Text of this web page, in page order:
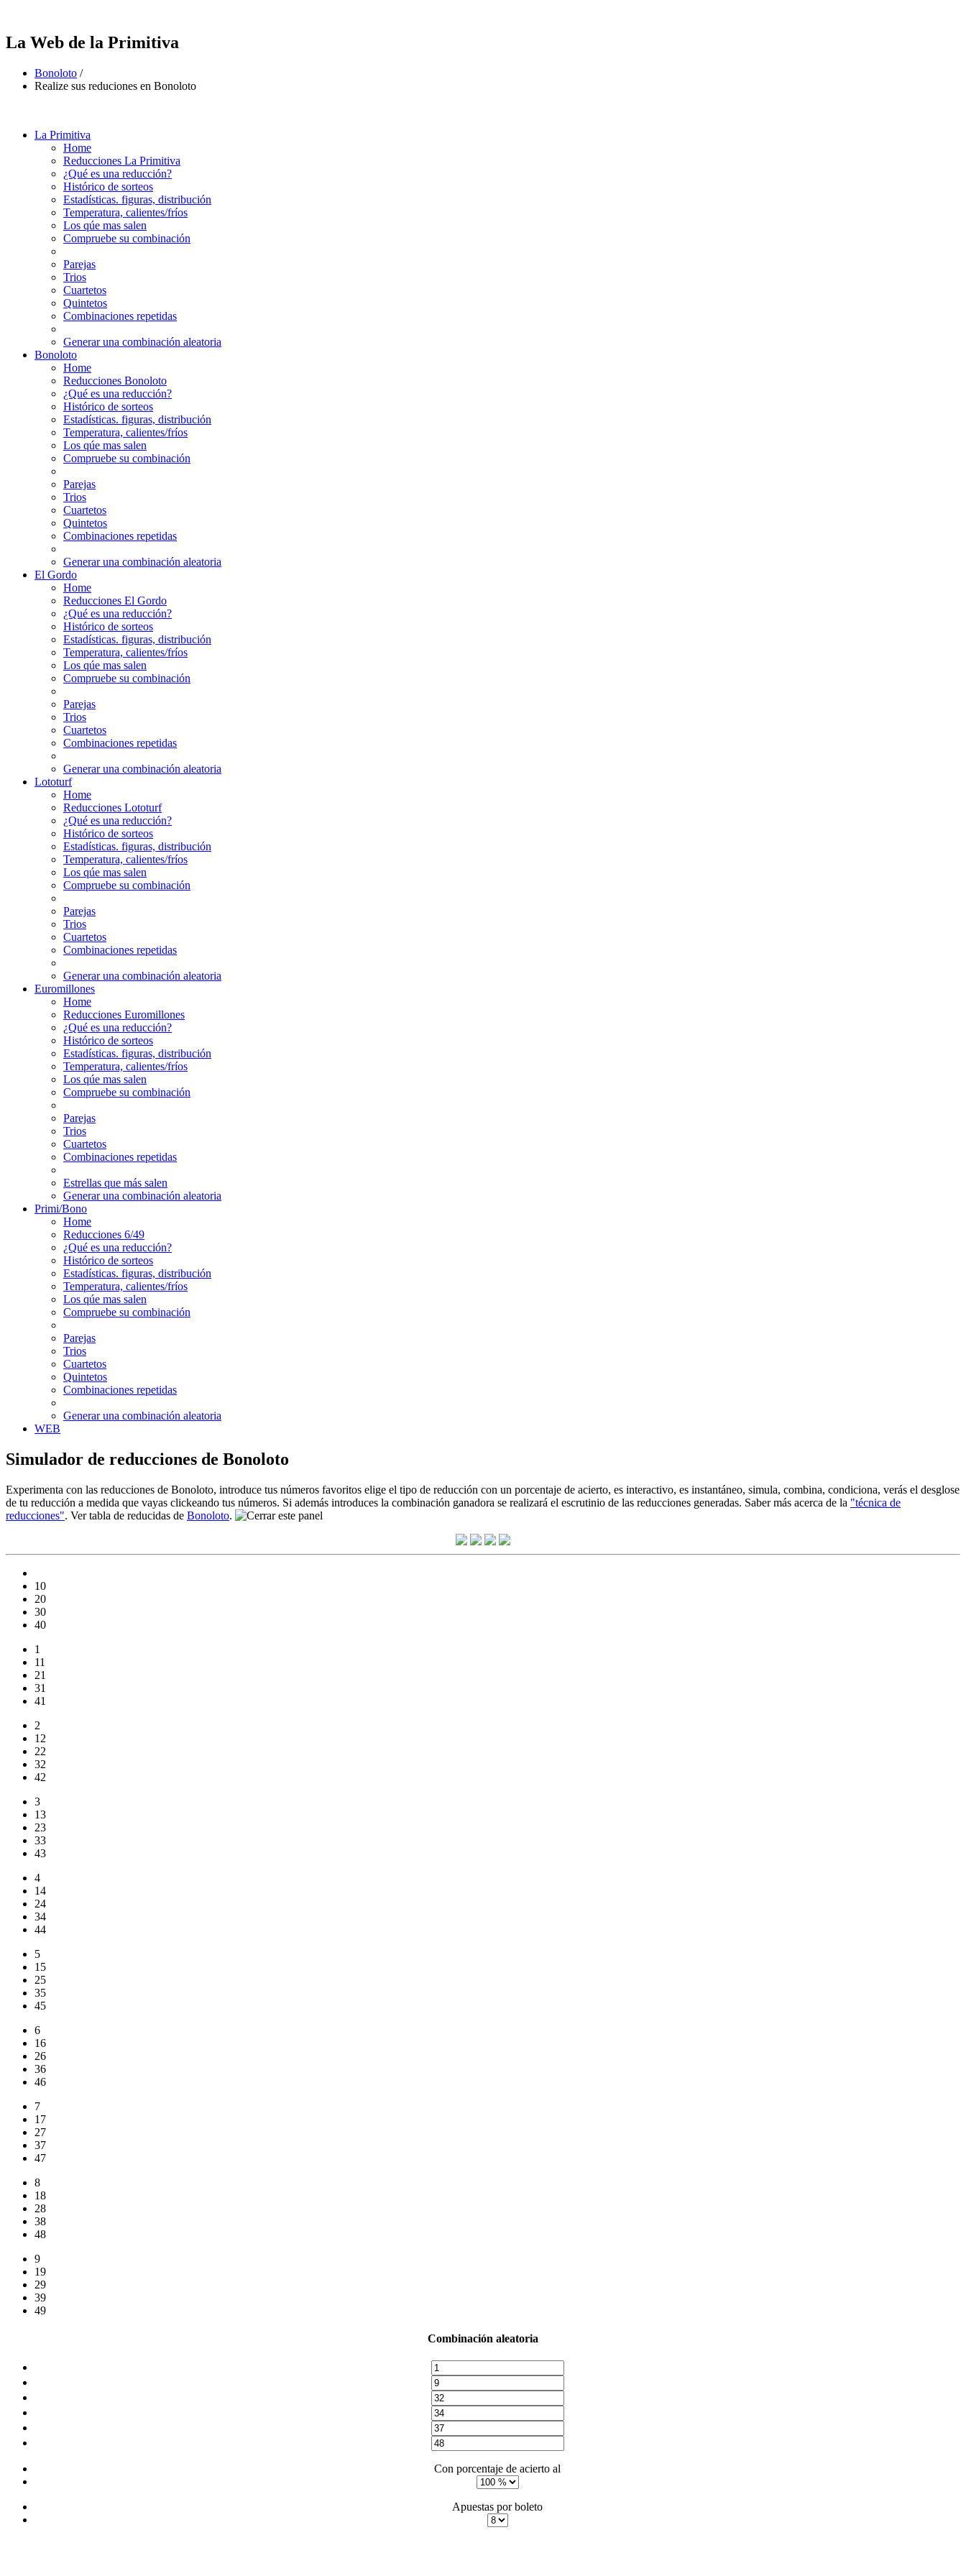
La Web de la Primitiva
Bonoloto /
Realize sus reduciones en Bonoloto
La Primitiva
Home
Reducciones La Primitiva
¿Qué es una reducción?
Histórico de sorteos
Estadísticas. figuras, distribución
Temperatura, calientes/fríos
Los qúe mas salen
Compruebe su combinación
Parejas
Trios
Cuartetos
Quintetos
Combinaciones repetidas
Generar una combinación aleatoria
Bonoloto
Home
Reducciones Bonoloto
¿Qué es una reducción?
Histórico de sorteos
Estadísticas. figuras, distribución
Temperatura, calientes/fríos
Los qúe mas salen
Compruebe su combinación
Parejas
Trios
Cuartetos
Quintetos
Combinaciones repetidas
Generar una combinación aleatoria
El Gordo
Home
Reducciones El Gordo
¿Qué es una reducción?
Histórico de sorteos
Estadísticas. figuras, distribución
Temperatura, calientes/fríos
Los qúe mas salen
Compruebe su combinación
Parejas
Trios
Cuartetos
Combinaciones repetidas
Generar una combinación aleatoria
Lototurf
Home
Reducciones Lototurf
¿Qué es una reducción?
Histórico de sorteos
Estadísticas. figuras, distribución
Temperatura, calientes/fríos
Los qúe mas salen
Compruebe su combinación
Parejas
Trios
Cuartetos
Combinaciones repetidas
Generar una combinación aleatoria
Euromillones
Home
Reducciones Euromillones
¿Qué es una reducción?
Histórico de sorteos
Estadísticas. figuras, distribución
Temperatura, calientes/fríos
Los qúe mas salen
Compruebe su combinación
Parejas
Trios
Cuartetos
Combinaciones repetidas
Estrellas que más salen
Generar una combinación aleatoria
Primi/Bono
Home
Reducciones 6/49
¿Qué es una reducción?
Histórico de sorteos
Estadísticas. figuras, distribución
Temperatura, calientes/fríos
Los qúe mas salen
Compruebe su combinación
Parejas
Trios
Cuartetos
Quintetos
Combinaciones repetidas
Generar una combinación aleatoria
WEB
Simulador de reducciones de Bonoloto
Experimenta con las reducciones de Bonoloto, introduce tus números favoritos elige el tipo de reducción con un porcentaje de acierto, es interactivo, es instantáneo, simula, combina, condiciona, verás el desglose
de tu reducción a medida que vayas clickeando tus números. Si además introduces la combinación ganadora se realizará el escrutinio de las reducciones generadas. Saber más acerca de la "técnica de
reducciones". Ver tabla de reducidas de Bonoloto.
10
20
30
40
1
11
21
31
41
2
12
22
32
42
3
13
23
33
43
4
14
24
34
44
5
15
25
35
45
6
16
26
36
46
7
17
27
37
47
8
18
28
38
48
9
19
29
39
49
Combinación aleatoria
Con porcentaje de acierto al
Apuestas por boleto